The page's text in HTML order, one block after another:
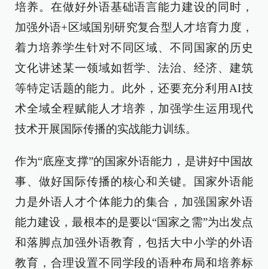
培养。在做好外语基础语言能力建设的同时，
加强外语+区域国别研究复合型人才培育力度，
着力培养学生针对不同区域、不同国家的历史
文化讲述某一领域如哲学、法治、经济、建筑
等特定话题的能力。此外，还要充分利用AI技
术全域全程赋能人才培养，加强学生运用现代
技术开展国际传播的实战能力训练。
作为“底座支撑”的国家外语能力，是讲好中国故
事、做好国际传播的核心和关键。国家外语能
力是外语人才个体能力的集合，加强国家外语
能力建设，最根本的是要以“国家之需”为出发点
和落脚点加强外语教育，包括大中小学的外语
教育，合理设置不同学段的语种布局和培养标